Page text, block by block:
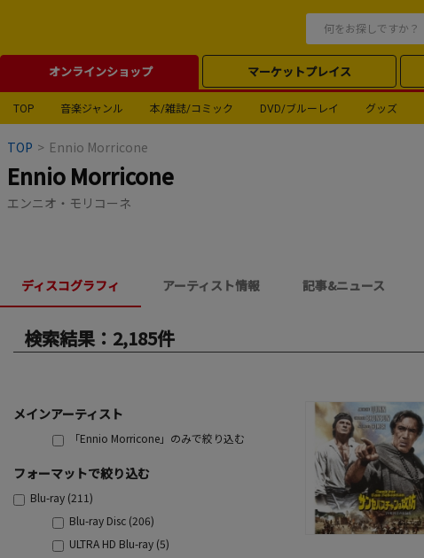
オンラインショップ マーケットプレイス
TOP 音楽ジャンル 本/雑誌/コミック DVD/ブルーレイ グッズ
TOP > Ennio Morricone
Ennio Morricone
エンニオ・モリコーネ
ディスコグラフィ アーティスト情報 記事&ニュース
検索結果：2,185件
メインアーティスト
「Ennio Morricone」のみで絞り込む
フォーマットで絞り込む
Blu-ray (211)
Blu-ray Disc (206)
ULTRA HD Blu-ray (5)